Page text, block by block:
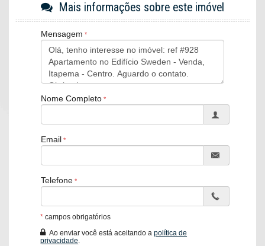
JUL/2030
O Apartamento:
Área de Serviço
Fechadura com senha na porta de entrada
Dependência de empregada
Hidromassagem
Armário Embutido
Banheira Hidromassagem
Hidrômetro Individual
Sacada
Mais informações sobre este imóvel
Mensagem
Nome Completo
Email
Telefone
* campos obrigatórios
Ao enviar você está aceitando a política de
privacidade